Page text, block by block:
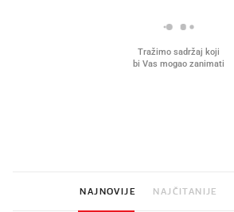
NAJNOVIJE NAJČITANIJE